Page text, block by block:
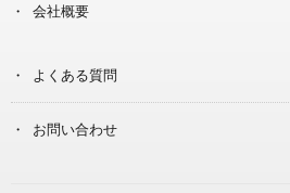
会社概要
よくある質問
お問い合わせ